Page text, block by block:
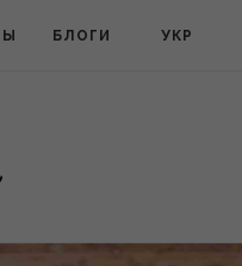
БЛОГИ УКР